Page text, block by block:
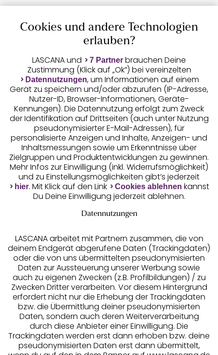
Auszeichnungen
Geprüfte Sicherheit
Unsere Apps
Services
Beratung
Über uns
Cookies und andere Technologien
erlauben?
LASCANA und 7 Partner brauchen Deine
Zustimmung (Klick auf „Ok”) bei vereinzelten
Datennutzungen, um Informationen auf einem
Gerät zu speichern und/oder abzurufen (IP-Adresse,
Nutzer-ID, Browser-Informationen, Geräte-
Kennungen). Die Datennutzung erfolgt zum Zweck
der Identifikation auf Drittseiten (auch unter Nutzung
pseudonymisierter E-Mail-Adressen), für
personalisierte Anzeigen und Inhalte, Anzeigen- und
Inhaltsmessungen sowie um Erkenntnisse über
Zielgruppen und Produktentwicklungen zu gewinnen.
Mehr Infos zur Einwilligung (inkl. Widerrufsmöglichkeit)
und zu Einstellungsmöglichkeiten gibt’s jederzeit
hier. Mit Klick auf den Link Cookies ablehnen kannst
Du Deine Einwilligung jederzeit ablehnen.
Datennutzungen
LASCANA arbeitet mit Partnern zusammen, die von
deinem Endgerät abgerufene Daten (Trackingdaten)
oder die von uns übermittelten pseudonymisierten
Daten zur Aussteuerung unserer Werbung sowie
auch zu eigenen Zwecken (z.B. Profilbildungen) / zu
Zwecken Dritter verarbeiten. Vor diesem Hintergrund
erfordert nicht nur die Erhebung der Trackingdaten
bzw. die Übermittlung deiner pseudonymisierten
Daten, sondern auch deren Weiterverarbeitung
durch diese Anbieter einer Einwilligung. Die
Trackingdaten werden erst dann erhoben bzw. deine
pseudonymisierten Daten erst dann übermittelt,